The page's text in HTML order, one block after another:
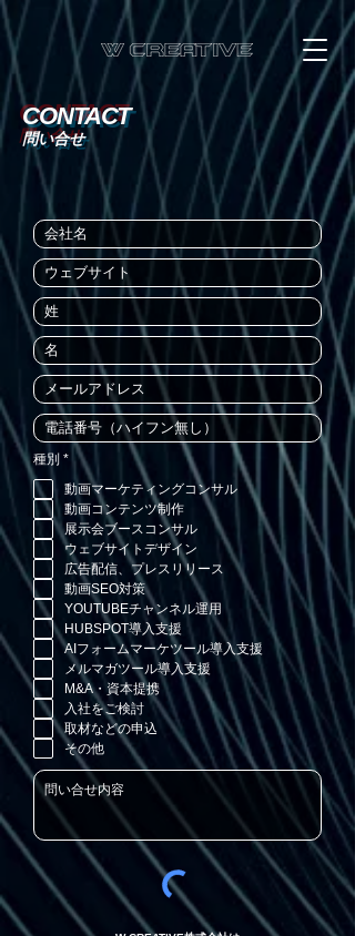
CONTACT
​問い合せ
種別 *必
項
目
動画マーケティングコンサル
動画コンテンツ制作
展示会ブースコンサル
ウェブサイトデザイン
広告配信、プレスリリース
動画SEO対策
YOUTUBEチャンネル運用
HUBSPOT導入支援
AIフォームマーケツール導入支援
メルマガツール導入支援
M&A・資本提携
入社をご検討
取材などの申込
その他